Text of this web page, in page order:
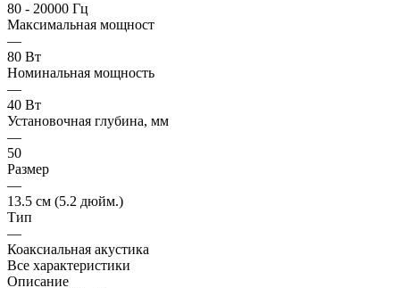
80 - 20000 Гц
Максимальная мощност
—
80 Вт
Номинальная мощность
—
40 Вт
Установочная глубина, мм
—
50
Размер
—
13.5 см (5.2 дюйм.)
Тип
—
Коаксиальная акустика
Все характеристики
Описание